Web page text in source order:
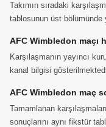
Takımın sıradaki
tablosunun üst bölümünde
AFC Wimbledon maçı
Karşılaşmanın yayıncı
kanal bilgisi
AFC Wimbledon maç
Tamamlanan
sonuçlarını aynı fikstür